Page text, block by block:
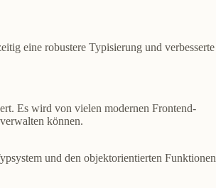
eine robustere Typisierung und verbesserte
Es wird von vielen modernen Frontend-
können.
und den objektorientierten Funktionen